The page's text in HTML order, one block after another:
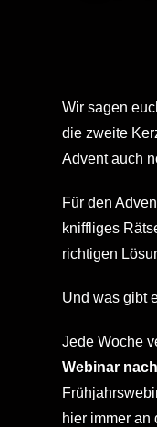
Wir sagen
die zweite
Advent auch
Für den
kniffliges
richtigen
Und was gibt
Jede Woche
Webinar
hier immer an